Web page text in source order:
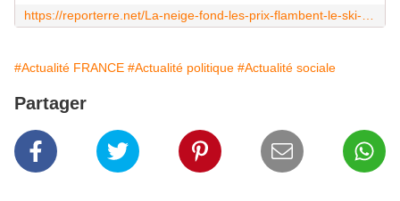
#Actualité FRANCE #Actualité politique #Actualité sociale
Partager